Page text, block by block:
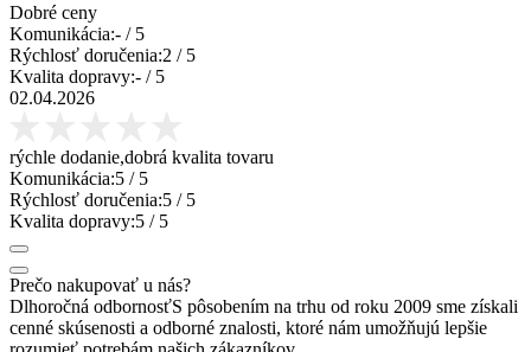
Dobré ceny
Komunikácia:- / 5
Rýchlosť doručenia:2 / 5
Kvalita dopravy:- / 5
02.04.2026
rýchle dodanie,dobrá kvalita tovaru
Komunikácia:5 / 5
Rýchlosť doručenia:5 / 5
Kvalita dopravy:5 / 5
Prečo nakupovať u nás?
Dlhoročná odbornosťS pôsobením na trhu od roku 2009 sme získali
cenné skúsenosti a odborné znalosti, ktoré nám umožňujú lepšie